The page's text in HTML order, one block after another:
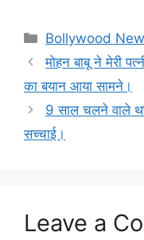
Categories
Bollywood
मोहन बाबू ने मेरी
का बयान आया सामने।
9 साल चलने वाले
सच्चाई।
Leave a